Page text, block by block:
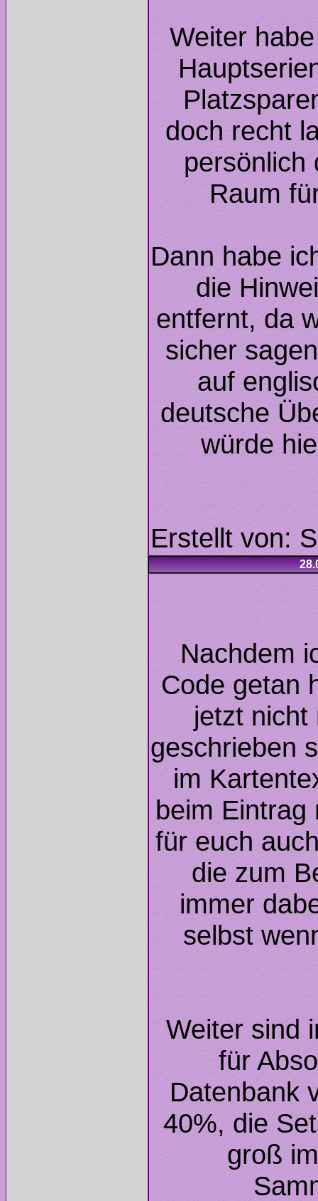
Weiter
doch recht
persönlich
Dann habe
die
entfernt, da
sicher
auf
deutsche
Nachdem
Code getan
jetzt nicht
geschrieben
im
beim Eintrag
für euch
die zum
immer
selbst
Weiter sind
für
Datenbank
40%, die
groß